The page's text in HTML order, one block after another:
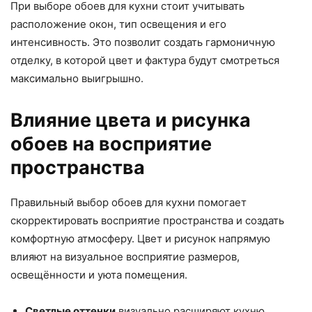
При выборе обоев для кухни стоит учитывать
расположение окон, тип освещения и его
интенсивность. Это позволит создать гармоничную
отделку, в которой цвет и фактура будут смотреться
максимально выигрышно.
Влияние цвета и рисунка
обоев на восприятие
пространства
Правильный выбор обоев для кухни помогает
скорректировать восприятие пространства и создать
комфортную атмосферу. Цвет и рисунок напрямую
влияют на визуальное восприятие размеров,
освещённости и уюта помещения.